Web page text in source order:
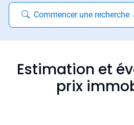
Commencer une recherche
Estimation et
prix